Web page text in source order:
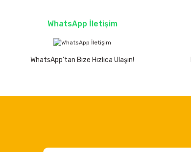
WhatsApp İletişim
WhatsApp'tan Bize Hızlıca Ulaşın!